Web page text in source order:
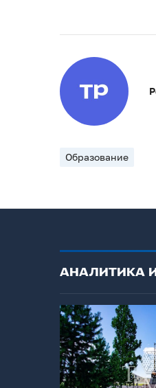
Образование
АНАЛИТИКА